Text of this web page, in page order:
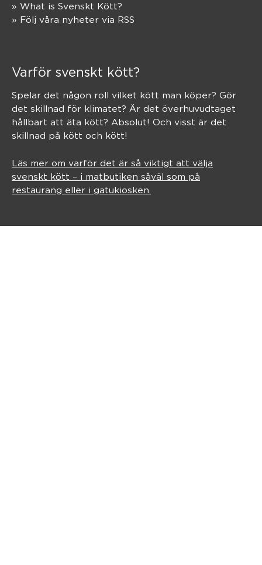
» What is Svenskt Kött?
» Följ våra nyheter via RSS
Varför svenskt kött?
Spelar det någon roll vilket kött man köper? Gör
det skillnad för klimatet? Är det överhuvudtaget
hållbart att äta kött? Absolut! Och visst är det
skillnad på kött och kött!
Läs mer om varför det är så viktigt att välja
svenskt kött – i matbutiken såväl som på
restaurang eller i gatukiosken.